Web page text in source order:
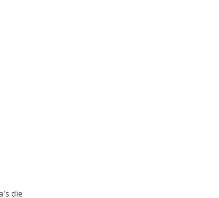
die